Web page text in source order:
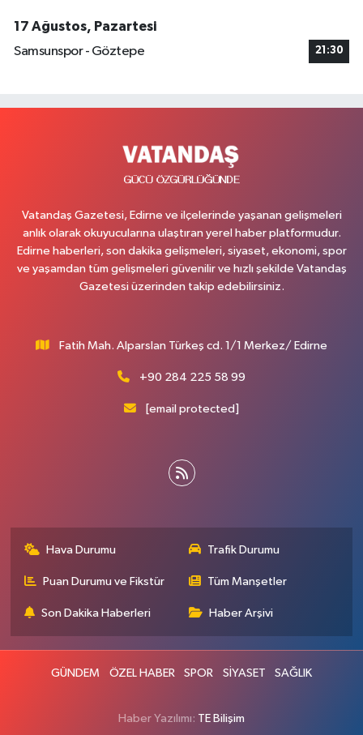
17 Ağustos, Pazartesi
Samsunspor - Göztepe
21:30
Vatandaş Gazetesi, Edirne ve ilçelerinde yaşanan gelişmeleri
anlık olarak okuyucularına ulaştıran yerel haber platformudur.
Edirne haberleri, son dakika gelişmeleri, siyaset, ekonomi, spor
ve yaşamdan tüm gelişmeleri güvenilir ve hızlı şekilde Vatandaş
Gazetesi üzerinden takip edebilirsiniz.
Fatih Mah. Alparslan Türkeş cd. 1/1 Merkez/ Edirne
+90 284 225 58 99
[email protected]
Hava Durumu Trafik Durumu
Puan Durumu ve Fikstür Tüm Manşetler
Son Dakika Haberleri Haber Arşivi
GÜNDEM ÖZEL HABER SPOR SİYASET SAĞLIK
Haber Yazılımı: TE Bilişim